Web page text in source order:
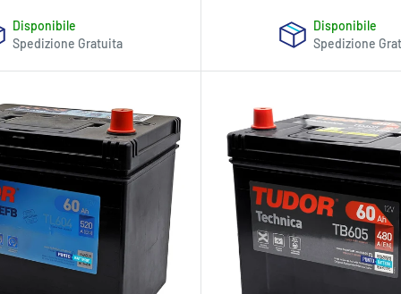
Disponibile
Spedizione Gratuita
Disponibile
Spedizione